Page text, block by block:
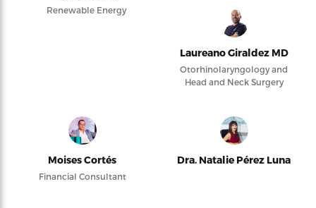
Renewable Energy
Laureano Giraldez MD
Otorhinolaryngology and
Head and Neck Surgery
Moises Cortés
Financial Consultant
Dra. Natalie Pérez Luna